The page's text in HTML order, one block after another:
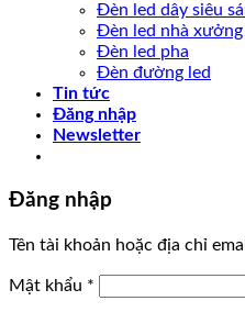
Đèn led dây siêu
Đèn led nhà xưởng
Đèn led pha
Đèn đường led
Tin tức
Đăng nhập
Newsletter
Đăng nhập
Tên tài khoản hoặc địa chỉ
Mật khẩu *